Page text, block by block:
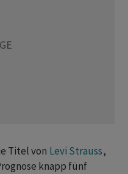
​Titel von Levi Strauss,
knapp fünf